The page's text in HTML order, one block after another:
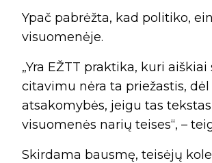
Ypač pabrėžta, kad politiko,
visuomenėje.
„Yra EŽTT praktika, kuri
citavimu nėra ta priežastis,
atsakomybės, jeigu tas
visuomenės narių teises“, –
Skirdama bausmę, teisėjų